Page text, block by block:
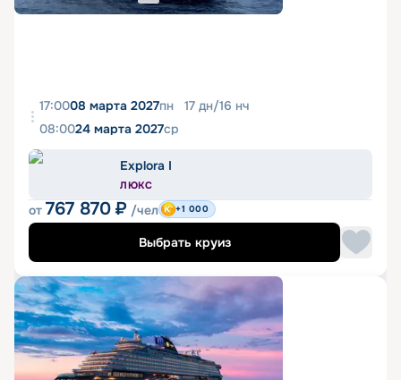
17:0008 марта 2027пн 17 дн/16 нч
08:0024 марта 2027ср
Explora I
ЛЮКС
от 767 870 ₽ /чел +1 000
Выбрать круиз